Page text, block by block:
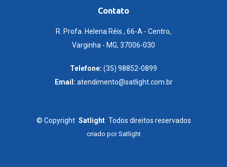
Contato
R. Profa. Helena Réis , 66-A - Centro,
Varginha - MG, 37006-030
Telefone: (35) 98852-0899
Email: atendimento@satlight.com.br
© Copyright Satlight Todos direitos reservados
criado porSatlight